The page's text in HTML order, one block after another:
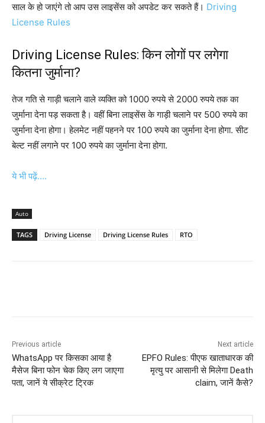
साल के हो जाएंगे तो आप उस लाइसेंस को अपडेट कर सकते हैं। Driving
License Rules
Driving License Rules: किन लोगों पर लगेगा
कितना जुर्माना?
तेज गति से गाड़ी चलाने वाले व्यक्ति को 1000 रुपये से 2000 रुपये तक का
जुर्माना देना पड़ सकता है। वहीं बिना लाइसेंस के गाड़ी चलाने पर 500 रुपये का
जुर्माना देना होगा। हेलमेट नहीं पहनने पर 100 रुपये का जुर्माना देना होगा. सीट
बेल्ट नहीं लगाने पर 100 रुपये का जुर्माना देना होगा.
ये भी पढ़ें….
Auto
TAGS Driving License Driving License Rules RTO
Previous article
WhatsApp पर किसका आया है
मैसेज बिना फोन चेक किए लग जाएगा
पता, जानें ये सीक्रेट ट्रिक
Next article
EPFO Rules: पीएफ खाताधारक की
मृत्यु पर आसानी से मिलेगा Death
claim, जानें कैसे?